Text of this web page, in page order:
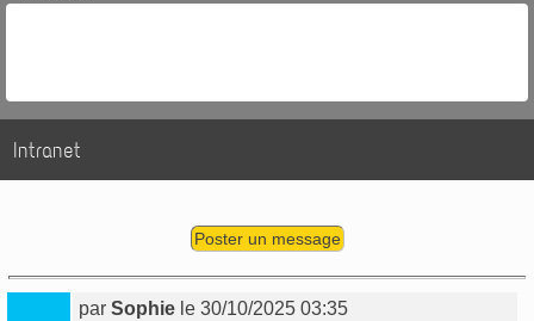
Intranet
Poster un message
parSophie le 30/10/2025 03:35